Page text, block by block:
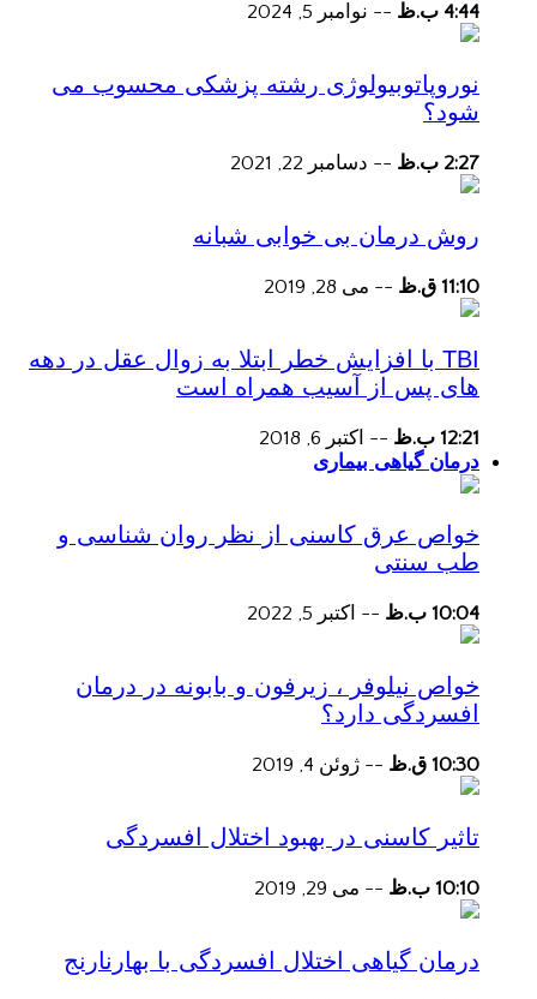
4:44 ب.ظ -- نوامبر 5, 2024
نوروپاتوبیولوژی رشته پزشکی محسوب می
شود؟
2:27 ب.ظ -- دسامبر 22, 2021
روش درمان بی خوابی شبانه
11:10 ق.ظ -- می 28, 2019
TBI با افزایش خطر ابتلا به زوال عقل در دهه
های پس از آسیب همراه است
12:21 ب.ظ -- اکتبر 6, 2018
درمان گیاهی بیماری
خواص عرق کاسنی از نظر روان شناسی و
طب سنتی
10:04 ب.ظ -- اکتبر 5, 2022
خواص نیلوفر ، زیرفون و بابونه در درمان
افسردگی دارد؟
10:30 ق.ظ -- ژوئن 4, 2019
تاثیر کاسنی در بهبود اختلال افسردگی
10:10 ب.ظ -- می 29, 2019
درمان گیاهی اختلال افسردگی با بهارنارنج